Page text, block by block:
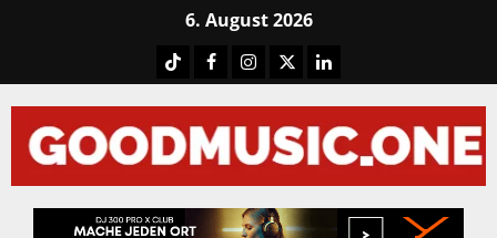
6. August 2026
TiktokFacebook
Instagram
X LinkedIN